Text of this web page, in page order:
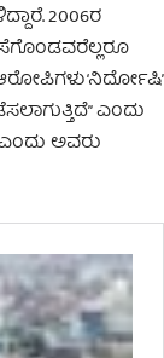
2006ರ
‘ನಿರ್ದೋಷಿ’
ಎಂದು
ಅವರು